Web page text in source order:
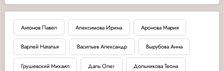
Антонов Павел Апексимова Ирина Аронова Мария
Варлей Наталья Васильев Александр Вырубова Анна
Грушевский Михаил Даль Олег Дольникова Теона